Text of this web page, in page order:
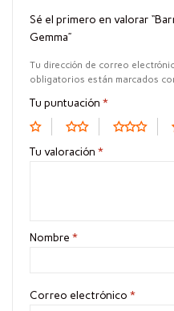
Sé el primero en valorar
Gemma”
Tu dirección de correo
obligatorios están marcados
Tu puntuación *
Tu valoración *
Nombre *
Correo electrónico *